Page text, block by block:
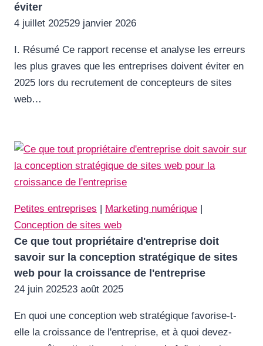
éviter
4 juillet 202529 janvier 2026
I. Résumé Ce rapport recense et analyse les erreurs
les plus graves que les entreprises doivent éviter en
2025 lors du recrutement de concepteurs de sites
web…
Petites entreprises | Marketing numérique |
Conception de sites web
Ce que tout propriétaire d'entreprise doit
savoir sur la conception stratégique de sites
web pour la croissance de l'entreprise
24 juin 202523 août 2025
En quoi une conception web stratégique favorise-t-
elle la croissance de l'entreprise, et à quoi devez-